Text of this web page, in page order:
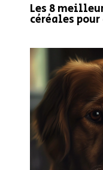
Les 8
céréales